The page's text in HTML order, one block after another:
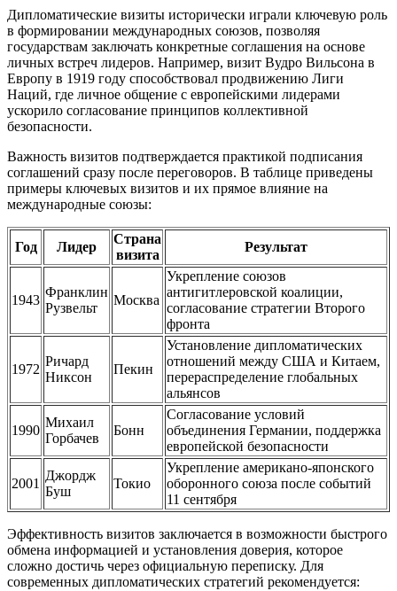
Дипломатические визиты исторически играли ключевую роль
в формировании международных союзов, позволяя
государствам заключать конкретные соглашения на основе
личных встреч лидеров. Например, визит Вудро Вильсона в
Европу в 1919 году способствовал продвижению Лиги
Наций, где личное общение с европейскими лидерами
ускорило согласование принципов коллективной
безопасности.
Важность визитов подтверждается практикой подписания
соглашений сразу после переговоров. В таблице приведены
примеры ключевых визитов и их прямое влияние на
международные союзы:
Год Лидер
Страна
визита
Результат
1943
Франклин
Рузвельт
Москва
Укрепление союзов
антигитлеровской коалиции,
согласование стратегии Второго
фронта
1972
Ричард
Никсон
Пекин
Установление дипломатических
отношений между США и Китаем,
перераспределение глобальных
альянсов
1990
Михаил
Горбачев
Бонн
Согласование условий
объединения Германии, поддержка
европейской безопасности
2001
Джордж
Буш
Токио
Укрепление американо-японского
оборонного союза после событий
11 сентября
Эффективность визитов заключается в возможности быстрого
обмена информацией и установления доверия, которое
сложно достичь через официальную переписку. Для
современных дипломатических стратегий рекомендуется: